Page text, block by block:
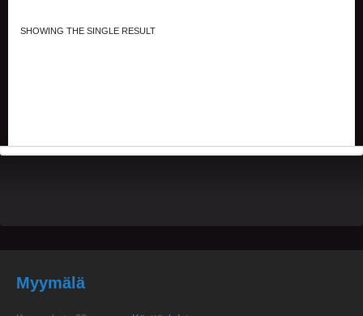
SHOWING THE SINGLE RESULT
Myymälä